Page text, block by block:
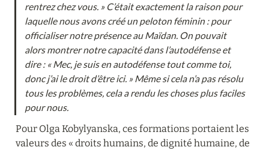
rentrez chez vous. » C’était exactement la raison pour
laquelle nous avons créé un peloton féminin : pour
officialiser notre présence au Maïdan. On pouvait
alors montrer notre capacité dans l’autodéfense et
dire : « Mec, je suis en autodéfense tout comme toi,
donc j’ai le droit d’être ici. » Même si cela n’a pas résolu
tous les problèmes, cela a rendu les choses plus faciles
pour nous.
Pour Olga Kobylyanska, ces formations portaient les
valeurs des « droits humains, de dignité humaine, de